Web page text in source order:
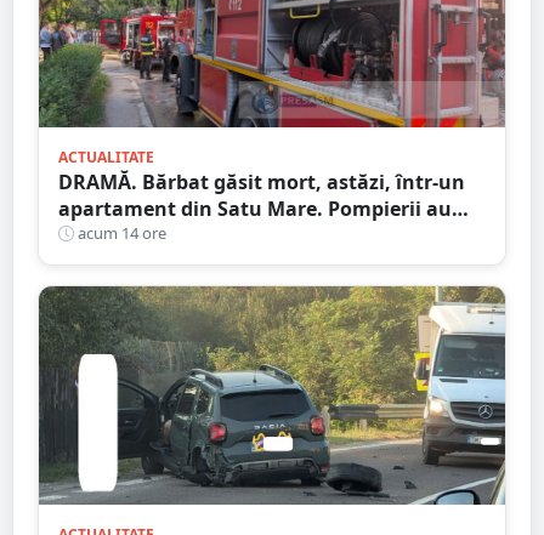
ACTUALITATE
DRAMĂ. Bărbat găsit mort, astăzi, într-un
apartament din Satu Mare. Pompierii au
spart ușa
acum 14 ore